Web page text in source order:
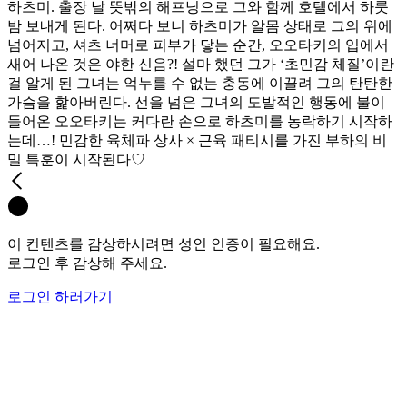
하츠미. 출장 날 뜻밖의 해프닝으로 그와 함께 호텔에서 하룻
밤 보내게 된다. 어쩌다 보니 하츠미가 알몸 상태로 그의 위에
넘어지고, 셔츠 너머로 피부가 닿는 순간, 오오타키의 입에서
새어 나온 것은 야한 신음?! 설마 했던 그가 ‘초민감 체질’이란
걸 알게 된 그녀는 억누를 수 없는 충동에 이끌려 그의 탄탄한
가슴을 핥아버린다. 선을 넘은 그녀의 도발적인 행동에 불이
들어온 오오타키는 커다란 손으로 하츠미를 농락하기 시작하
는데…! 민감한 육체파 상사 × 근육 패티시를 가진 부하의 비
밀 특훈이 시작된다♡
이 컨텐츠를 감상하시려면 성인 인증이 필요해요.
로그인 후 감상해 주세요.
로그인 하러가기